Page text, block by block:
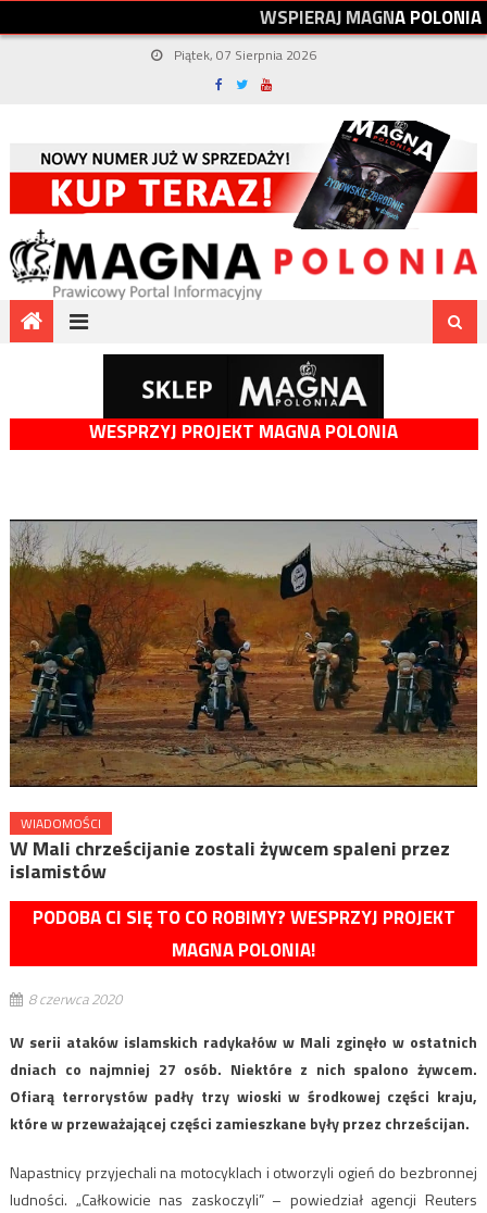
WSPIERAJMAGNAPOLONIA
Piątek, 07 Sierpnia 2026
WESPRZYJ PROJEKT MAGNA POLONIA
WIADOMOŚCI
W Mali chrześcijanie zostali żywcem spaleni przez
islamistów
PODOBA CI SIĘ TO CO ROBIMY? WESPRZYJ PROJEKT
MAGNA POLONIA!
8 czerwca 2020
W serii ataków islamskich radykałów w Mali zginęło w ostatnich
dniach co najmniej 27 osób. Niektóre z nich spalono żywcem.
Ofiarą terrorystów padły trzy wioski w środkowej części kraju,
które w przeważającej części zamieszkane były przez chrześcijan.
Napastnicy przyjechali na motocyklach i otworzyli ogień do bezbronnej
ludności. „Całkowicie nas zaskoczyli” – powiedział agencji Reuters